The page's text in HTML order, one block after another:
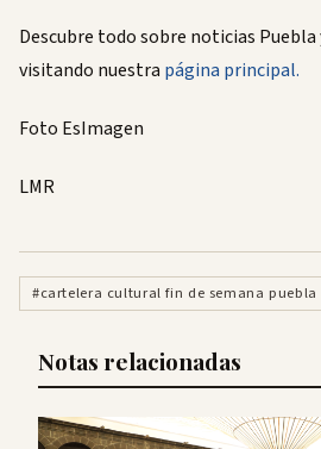
Descubre todo sobre noticias Puebla
visitando nuestra página principal.
Foto EsImagen
LMR
#cartelera cultural fin de semana puebla
Notas relacionadas